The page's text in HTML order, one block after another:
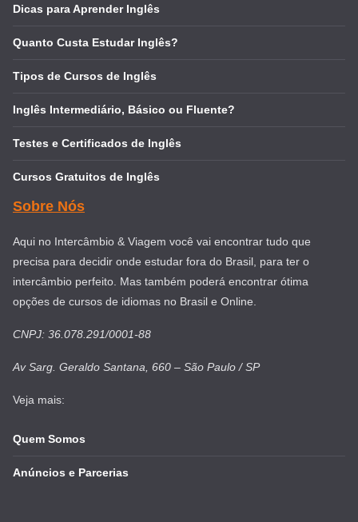
Dicas para Aprender Inglês
Quanto Custa Estudar Inglês?
Tipos de Cursos de Inglês
Inglês Intermediário, Básico ou Fluente?
Testes e Certificados de Inglês
Cursos Gratuitos de Inglês
Sobre Nós
Aqui no Intercâmbio & Viagem você vai encontrar tudo que
precisa para decidir onde estudar fora do Brasil, para ter o
intercâmbio perfeito. Mas também poderá encontrar ótima
opções de cursos de idiomas no Brasil e Online.
CNPJ: 36.078.291/0001-88
Av Sarg. Geraldo Santana, 660 – São Paulo / SP
Veja mais:
Quem Somos
Anúncios e Parcerias